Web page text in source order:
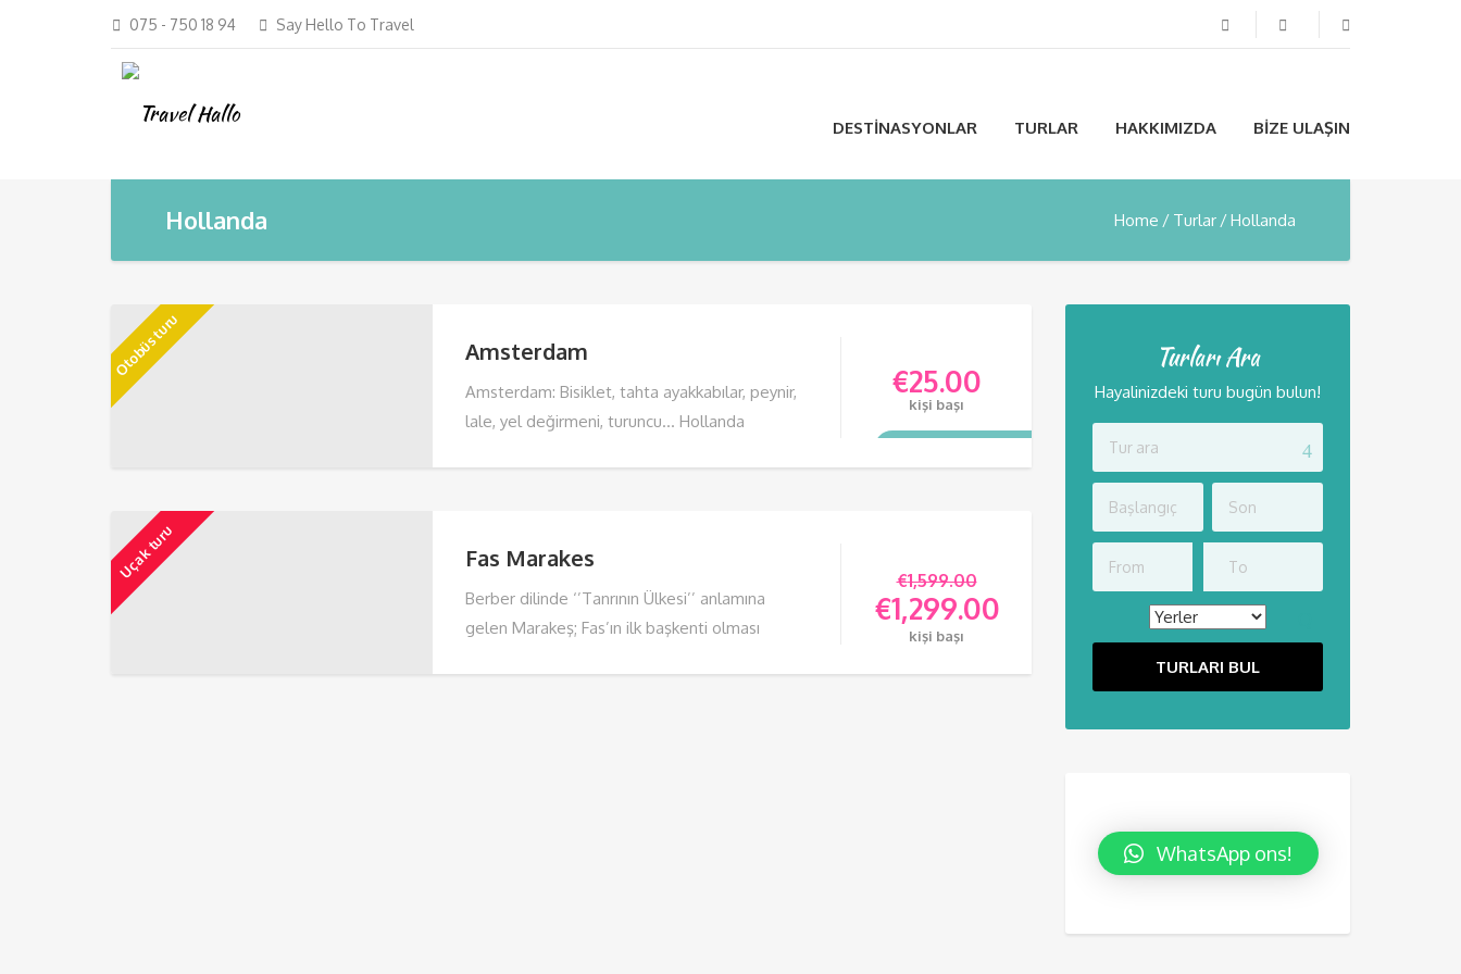
075 - 750 18 94 Say Hello To Travel
DESTINASYONLAR TURLAR HAKKIMIZDA BIZE ULAŞIN
Hollanda Home Turlar Hollanda
Otobüs turu Amsterdam
Amsterdam: Bisiklet, tahta ayakkabılar, peynir,
lale, yel değirmeni, turuncu… Hollanda
€25.00
kişi başı
Uçak turu Fas Marakes
Berber dilinde ‘’Tanrının Ülkesi’’ anlamına
gelen Marakeş; Fas’ın ilk başkenti olması
€1,599.00
€1,299.00
kişi başı
Turları Ara
Hayalinizdeki turu bugün bulun!
TURLARI BUL
WhatsApp ons!